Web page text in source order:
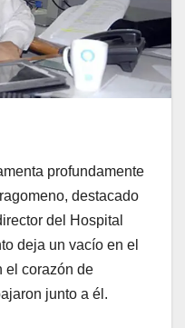
profundamente
destacado
del Hospital
deja un vacío en el
el corazón de
junto a él.